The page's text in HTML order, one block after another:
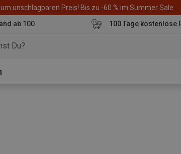
unschlagbaren Preis! Bis zu -60 % im Summer Sale
ab 100
100 Tage kostenlose